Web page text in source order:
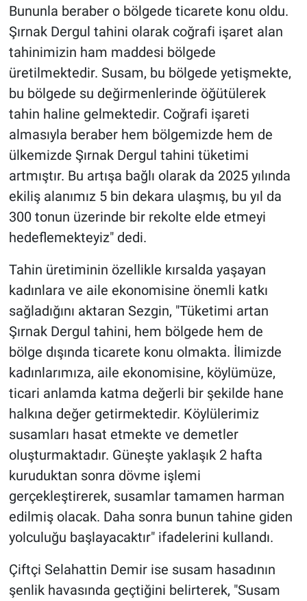
Bununla beraber o bölgede ticarete konu oldu.
Şırnak Dergul tahini olarak coğrafi işaret alan
tahinimizin ham maddesi bölgede
üretilmektedir. Susam, bu bölgede yetişmekte,
bu bölgede su değirmenlerinde öğütülerek
tahin haline gelmektedir. Coğrafi işareti
almasıyla beraber hem bölgemizde hem de
ülkemizde Şırnak Dergul tahini tüketimi
artmıştır. Bu artışa bağlı olarak da 2025 yılında
ekiliş alanımız 5 bin dekara ulaşmış, bu yıl da
300 tonun üzerinde bir rekolte elde etmeyi
hedeflemekteyiz" dedi.
Tahin üretiminin özellikle kırsalda yaşayan
kadınlara ve aile ekonomisine önemli katkı
sağladığını aktaran Sezgin, "Tüketimi artan
Şırnak Dergul tahini, hem bölgede hem de
bölge dışında ticarete konu olmakta. İlimizde
kadınlarımıza, aile ekonomisine, köylümüze,
ticari anlamda katma değerli bir şekilde hane
halkına değer getirmektedir. Köylülerimiz
susamları hasat etmekte ve demetler
oluşturmaktadır. Güneşte yaklaşık 2 hafta
kuruduktan sonra dövme işlemi
gerçekleştirerek, susamlar tamamen harman
edilmiş olacak. Daha sonra bunun tahine giden
yolculuğu başlayacaktır" ifadelerini kullandı.
Çiftçi Selahattin Demir ise susam hasadının
şenlik havasında geçtiğini belirterek, "Susam